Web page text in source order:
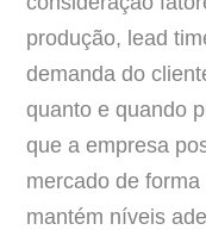
produção, lead
demanda do
quanto e quando
que a empresa
mercado de
mantém níveis